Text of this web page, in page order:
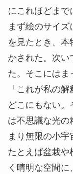
にこれほどまで
まず絵のサイ
を見たとき、
かされた。次い
た。そこにはま
「これが私の
どこにもない
は不思議な光の
まり無限の小宇
たとえば盆栽や
く晴明な空間